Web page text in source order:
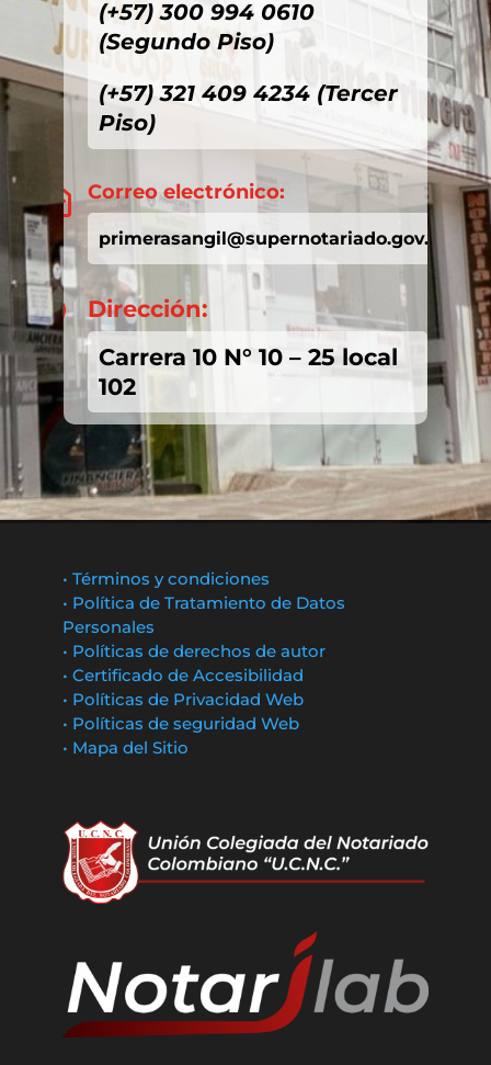
(+57) 300 994 0610
(Segundo Piso)
(+57) 321 409 4234 (Tercer
Piso)
 Correo electrónico:
primerasangil@supernotariado.gov.co

Dirección:
Carrera 10 N° 10 – 25 local
102
• Términos y condiciones
• Política de Tratamiento de Datos
Personales
• Políticas de derechos de autor
• Certificado de Accesibilidad
• Políticas de Privacidad Web
• Políticas de seguridad Web
• Mapa del Sitio